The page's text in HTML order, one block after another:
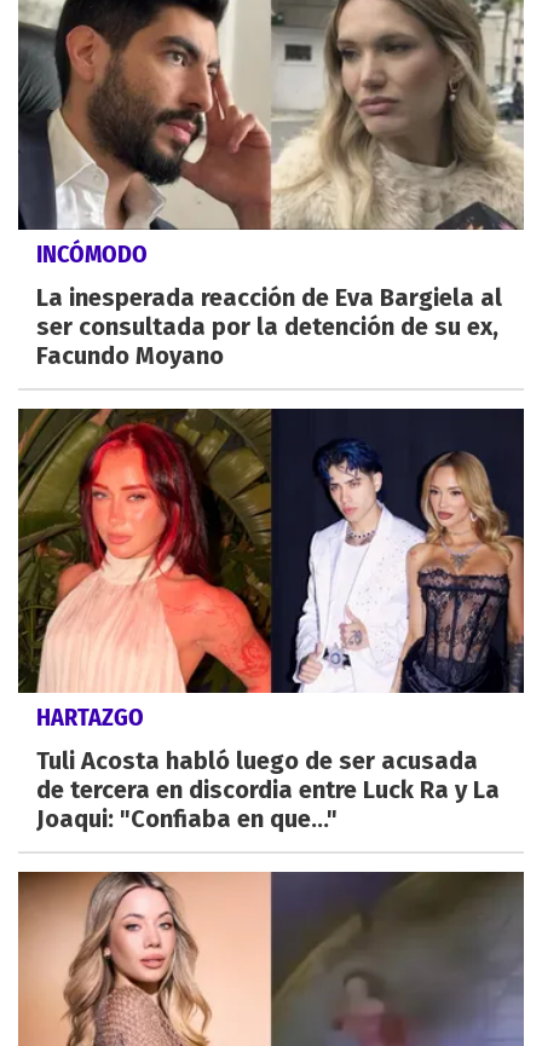
INCÓMODO
La inesperada reacción de Eva Bargiela al
ser consultada por la detención de su ex,
Facundo Moyano
HARTAZGO
Tuli Acosta habló luego de ser acusada
de tercera en discordia entre Luck Ra y La
Joaqui: "Confiaba en que..."